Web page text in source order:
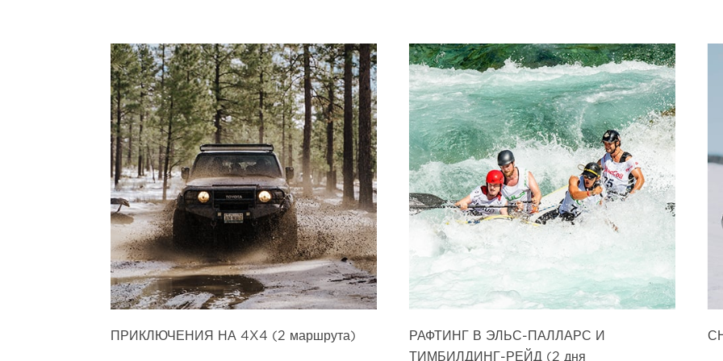
ПРИКЛЮЧЕНИЯ НА 4X4 (2 маршрута)
РАФТИНГ В ЭЛЬС-ПАЛЛАРС И
ТИМБИЛДИНГ-РЕЙД (2 дня